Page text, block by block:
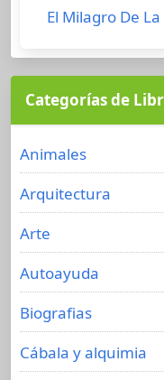
El Milagro De
Categorías de
Animales
Arquitectura
Arte
Autoayuda
Biografias
Cábala y alquimia